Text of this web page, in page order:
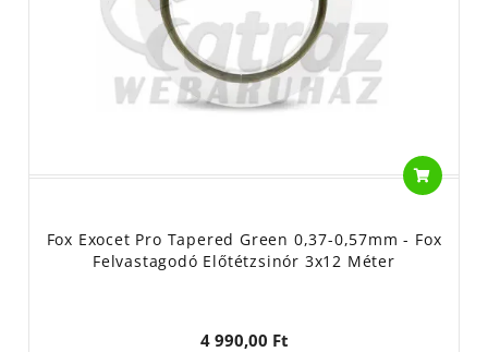
Fox Exocet Pro Tapered Green 0,37-0,57mm - Fox
Felvastagodó Előtétzsinór 3x12 Méter
4 990,00 Ft